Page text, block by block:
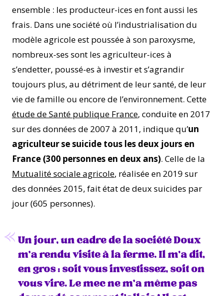
ensemble : les producteur-ices en font aussi les
frais. Dans une société où l’industrialisation du
modèle agricole est poussée à son paroxysme,
nombreux-ses sont les agriculteur-ices à
s’endetter, poussé-es à investir et s’agrandir
toujours plus, au détriment de leur santé, de leur
vie de famille ou encore de l’environnement. Cette
étude de Santé publique France, conduite en 2017
sur des données de 2007 à 2011, indique qu’un
agriculteur se suicide tous les deux jours en
France (300 personnes en deux ans). Celle de la
Mutualité sociale agricole, réalisée en 2019 sur
des données 2015, fait état de deux suicides par
jour (605 personnes).
Un jour, un cadre de la société Doux
m’a rendu visite à la ferme. Il m’a dit,
en gros : soit vous investissez, soit on
vous vire. Le mec ne m’a même pas